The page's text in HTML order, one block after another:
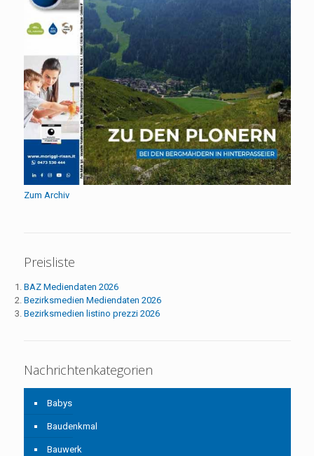
Zum Archiv
Preisliste
BAZ Mediendaten 2026
Bezirksmedien Mediendaten 2026
Bezirksmedien listino prezzi 2026
Nachrichtenkategorien
Babys
Baudenkmal
Bauwerk